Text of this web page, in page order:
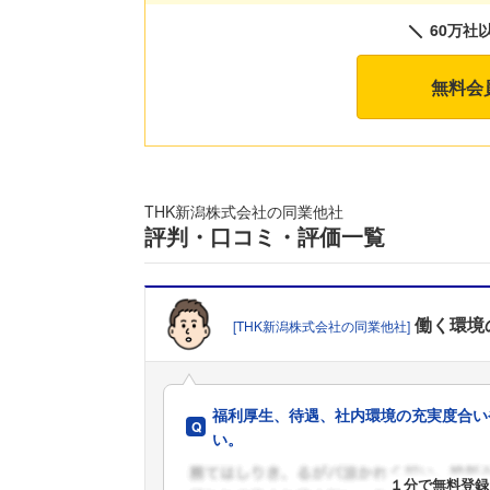
60万社
無料会
THK新潟株式会社の同業他社
評判・口コミ・評価一覧
[THK新潟株式会社の同業他社] 働く環境
福利厚生、待遇、社内環境の充実度合
い。
１分で無料登